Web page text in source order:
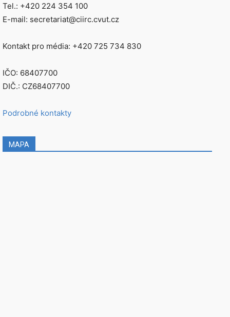
Tel.: +420 224 354 100
E-mail: secretariat@ciirc.cvut.cz
Kontakt pro média: +420 725 734 830
IČO: 68407700
DIČ.: CZ68407700
Podrobné kontakty
MAPA